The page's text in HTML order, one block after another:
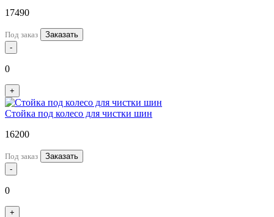
17490
Под заказ
Заказать
-
0
+
Стойка под колесо для чистки шин
16200
Под заказ
Заказать
-
0
+